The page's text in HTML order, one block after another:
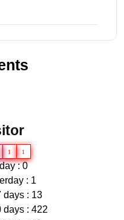
1 1
: 0
: 1
days : 13
days : 422